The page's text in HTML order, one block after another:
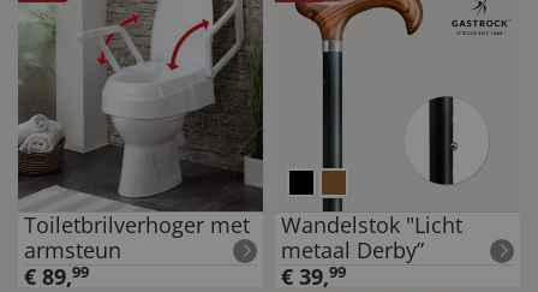
Toiletbrilverhoger met
armsteun
€ 89,99
Wandelstok "Licht
metaal Derby”
€ 39,99